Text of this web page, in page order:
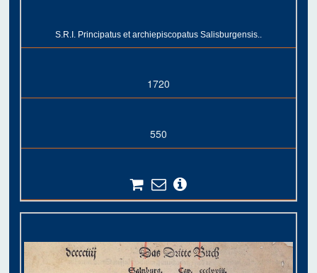
S.R.I. Principatus et archiepiscopatus Salisburgensis..
1720
550